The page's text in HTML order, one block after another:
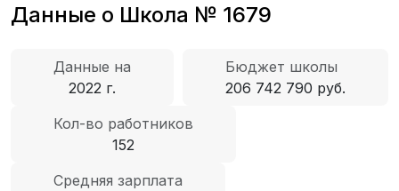
Данные о Школа № 1679
Данные на
2022 г.
Бюджет школы
206 742 790 руб.
Кол-во работников
152
Средняя зарплата